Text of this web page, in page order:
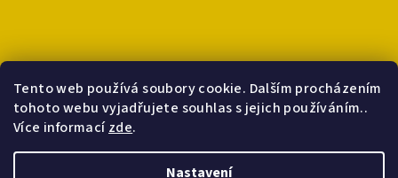
Tento web používá soubory cookie. Dalším procházením
tohoto webu vyjadřujete souhlas s jejich používáním..
Více informacízde.
Nastavení